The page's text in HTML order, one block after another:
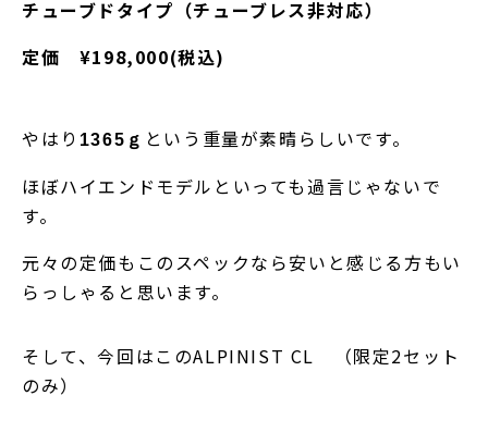
チューブドタイプ（チューブレス非対応）
定価 ¥198,000(税込)
やはり 1365ｇ という重量が素晴らしいです。
ほぼハイエンドモデルといっても過言じゃないで
す。
元々の定価もこのスペックなら安いと感じる方もい
らっしゃると思います。
そして、今回はこのALPINIST CL （限定2セット
のみ）